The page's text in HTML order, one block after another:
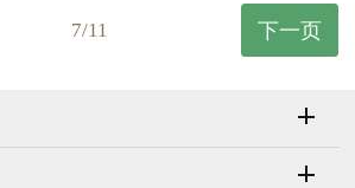
的知名度提高了。品牌的价值含
7/11 下一页